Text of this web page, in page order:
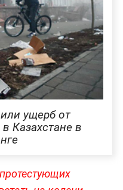
ущерб от
Казахстане в